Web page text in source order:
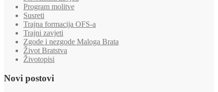
Program molitve
Susreti
Trajna formacija OFS-a
Trajni zavjeti
Zgode i nezgode Maloga Brata
Život Bratstva
Životopisi
Novi postovi